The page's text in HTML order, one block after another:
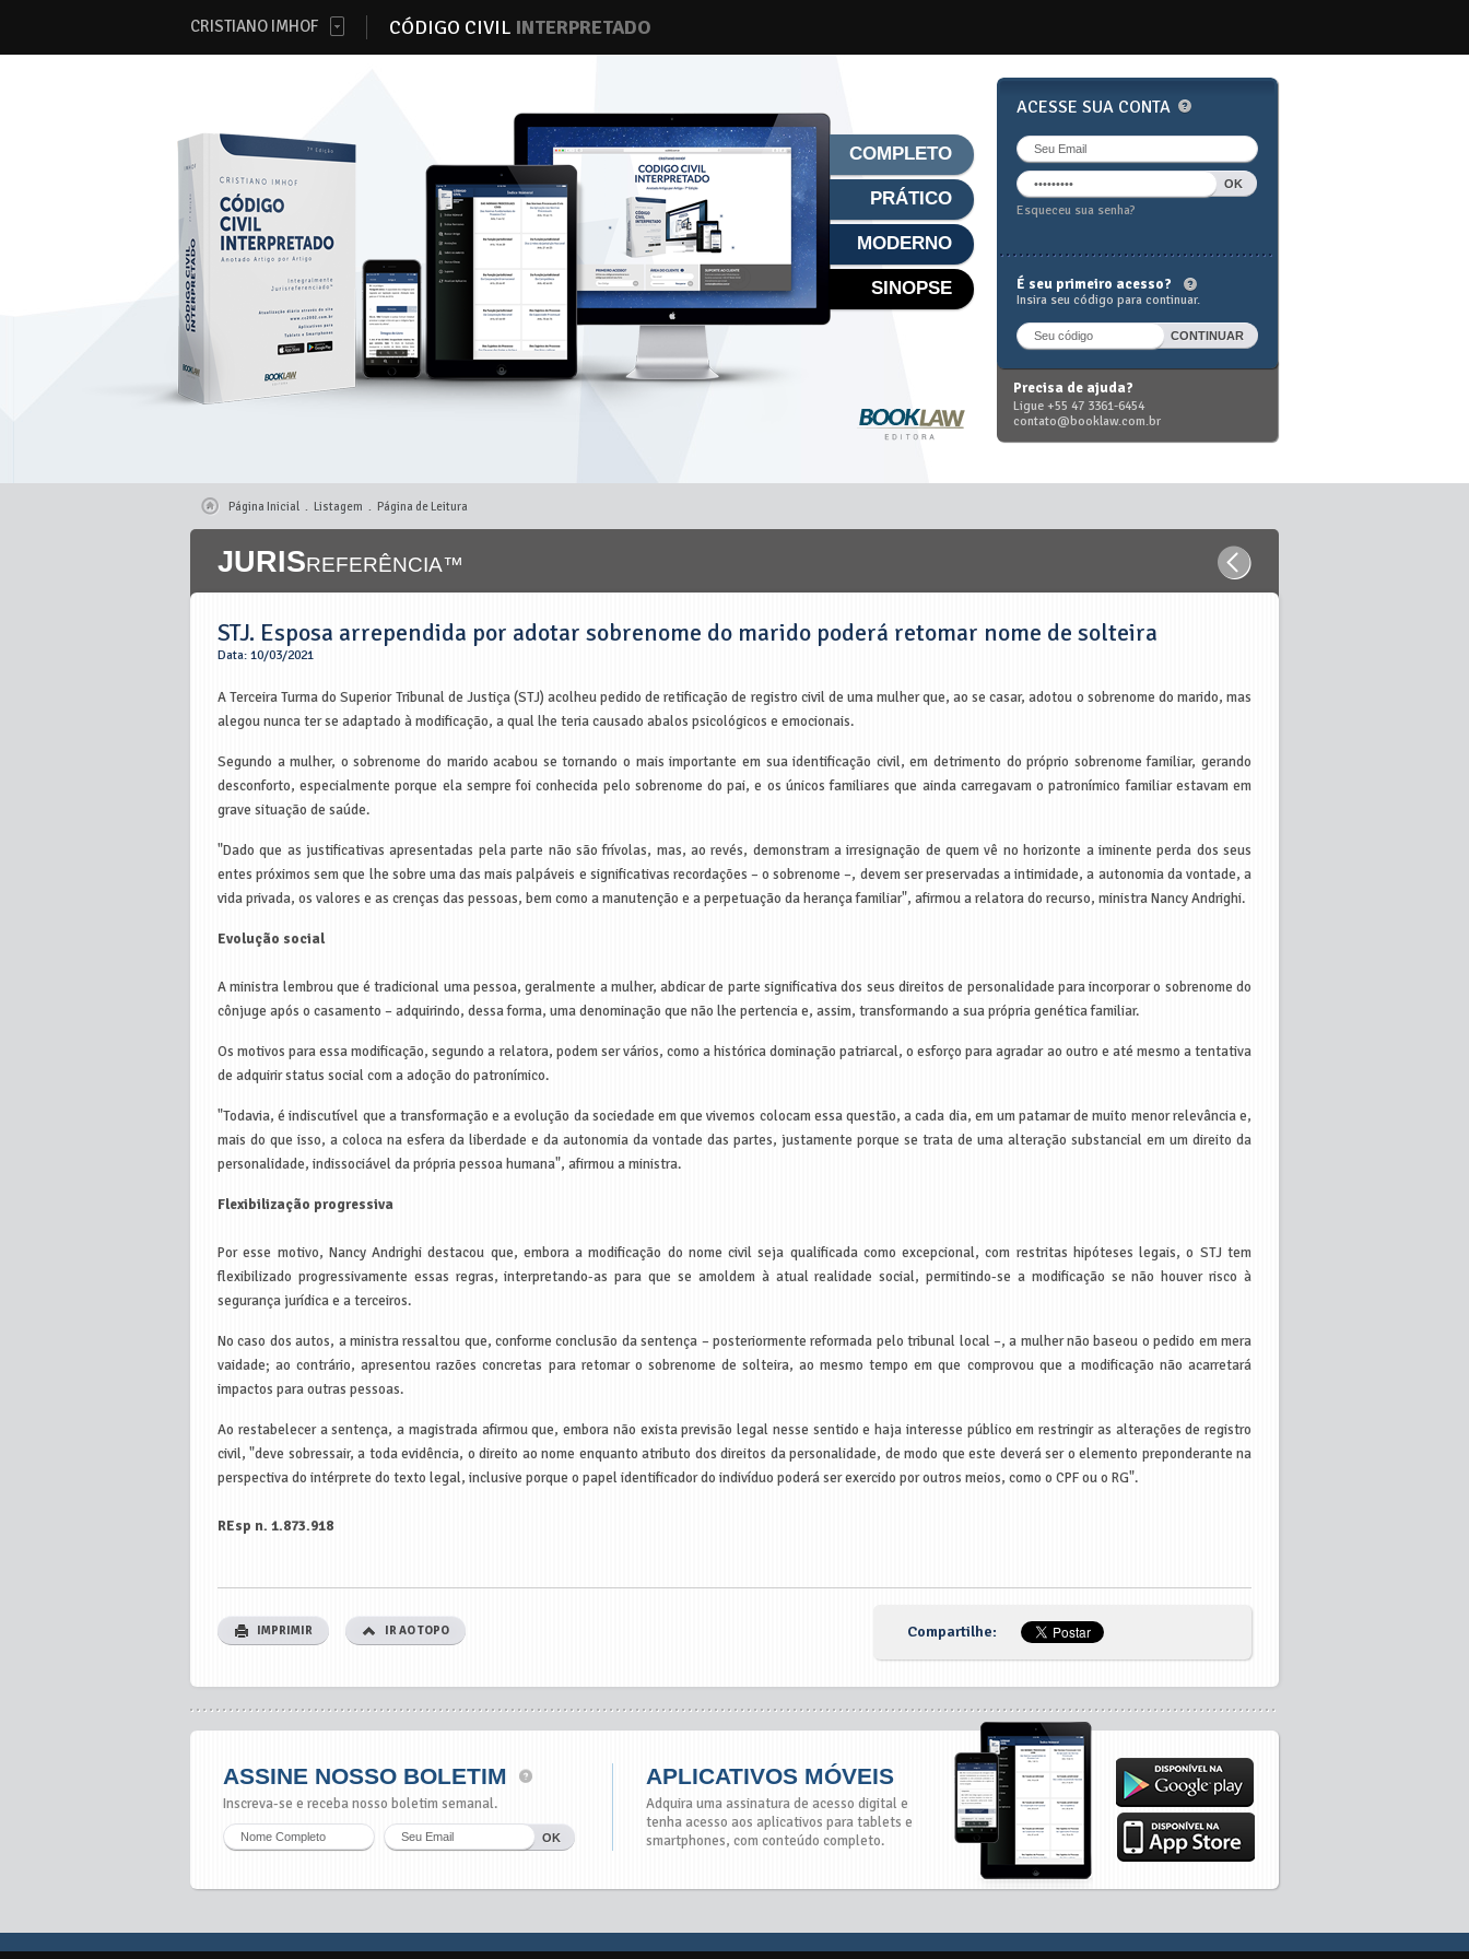
CRISTIANO IMHOF CÓDIGO CIVIL INTERPRETADO
COMPLETO
PRÁTICO
MODERNO
SINOPSE
ACESSE SUA CONTA
Esqueceu sua senha?
É seu primeiro acesso?
Insira seu código para continuar.
Precisa de ajuda?
Ligue +55 47 3361-6454
contato@booklaw.com.br
Página Inicial Listagem Página de Leitura
JURISREFERÊNCIA™
STJ. Esposa arrependida por adotar sobrenome do marido poderá retomar nome de solteira
Data: 10/03/2021
A Terceira Turma do Superior Tribunal de Justiça (STJ) acolheu pedido de retificação de registro civil de uma mulher que, ao se casar, adotou o sobrenome do marido, mas
alegou nunca ter se adaptado à modificação, a qual lhe teria causado abalos psicológicos e emocionais.
Segundo a mulher, o sobrenome do marido acabou se tornando o mais importante em sua identificação civil, em detrimento do próprio sobrenome familiar, gerando
desconforto, especialmente porque ela sempre foi conhecida pelo sobrenome do pai, e os únicos familiares que ainda carregavam o patronímico familiar estavam em
grave situação de saúde.
"Dado que as justificativas apresentadas pela parte não são frívolas, mas, ao revés, demonstram a irresignação de quem vê no horizonte a iminente perda dos seus
entes próximos sem que lhe sobre uma das mais palpáveis e significativas recordações – o sobrenome –, devem ser preservadas a intimidade, a autonomia da vontade, a
vida privada, os valores e as crenças das pessoas, bem como a manutenção e a perpetuação da herança familiar", afirmou a relatora do recurso, ministra Nancy Andrighi.
Evolução social
A ministra lembrou que é tradicional uma pessoa, geralmente a mulher, abdicar de parte significativa dos seus direitos de personalidade para incorporar o sobrenome do
cônjuge após o casamento – adquirindo, dessa forma, uma denominação que não lhe pertencia e, assim, transformando a sua própria genética familiar.
Os motivos para essa modificação, segundo a relatora, podem ser vários, como a histórica dominação patriarcal, o esforço para agradar ao outro e até mesmo a tentativa
de adquirir status social com a adoção do patronímico.
"Todavia, é indiscutível que a transformação e a evolução da sociedade em que vivemos colocam essa questão, a cada dia, em um patamar de muito menor relevância e,
mais do que isso, a coloca na esfera da liberdade e da autonomia da vontade das partes, justamente porque se trata de uma alteração substancial em um direito da
personalidade, indissociável da própria pessoa humana", afirmou a ministra.
Flexibilização progressiva
Por esse motivo, Nancy Andrighi destacou que, embora a modificação do nome civil seja qualificada como excepcional, com restritas hipóteses legais, o STJ tem
flexibilizado progressivamente essas regras, interpretando-as para que se amoldem à atual realidade social, permitindo-se a modificação se não houver risco à
segurança jurídica e a terceiros.
No caso dos autos, a ministra ressaltou que, conforme conclusão da sentença – posteriormente reformada pelo tribunal local –, a mulher não baseou o pedido em mera
vaidade; ao contrário, apresentou razões concretas para retomar o sobrenome de solteira, ao mesmo tempo em que comprovou que a modificação não acarretará
impactos para outras pessoas.
Ao restabelecer a sentença, a magistrada afirmou que, embora não exista previsão legal nesse sentido e haja interesse público em restringir as alterações de registro
civil, "deve sobressair, a toda evidência, o direito ao nome enquanto atributo dos direitos da personalidade, de modo que este deverá ser o elemento preponderante na
perspectiva do intérprete do texto legal, inclusive porque o papel identificador do indivíduo poderá ser exercido por outros meios, como o CPF ou o RG".
REsp n. 1.873.918
IMPRIMIR IR AO TOPO Compartilhe:
ASSINE NOSSO BOLETIM
Inscreva-se e receba nosso boletim semanal.
APLICATIVOS MÓVEIS
Adquira uma assinatura de acesso digital e
tenha acesso aos aplicativos para tablets e
smartphones, com conteúdo completo.